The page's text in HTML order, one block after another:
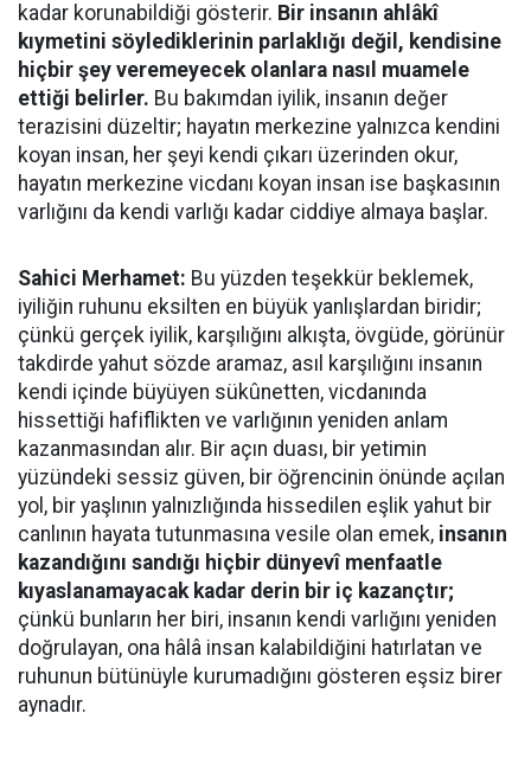
kadar korunabildiği gösterir. Bir insanın ahlâkî
kıymetini söylediklerinin parlaklığı değil, kendisine
hiçbir şey veremeyecek olanlara nasıl muamele
ettiği belirler. Bu bakımdan iyilik, insanın değer
terazisini düzeltir; hayatın merkezine yalnızca kendini
koyan insan, her şeyi kendi çıkarı üzerinden okur,
hayatın merkezine vicdanı koyan insan ise başkasının
varlığını da kendi varlığı kadar ciddiye almaya başlar.
Sahici Merhamet: Bu yüzden teşekkür beklemek,
iyiliğin ruhunu eksilten en büyük yanlışlardan biridir;
çünkü gerçek iyilik, karşılığını alkışta, övgüde, görünür
takdirde yahut sözde aramaz, asıl karşılığını insanın
kendi içinde büyüyen sükûnetten, vicdanında
hissettiği hafiflikten ve varlığının yeniden anlam
kazanmasından alır. Bir açın duası, bir yetimin
yüzündeki sessiz güven, bir öğrencinin önünde açılan
yol, bir yaşlının yalnızlığında hissedilen eşlik yahut bir
canlının hayata tutunmasına vesile olan emek, insanın
kazandığını sandığı hiçbir dünyevî menfaatle
kıyaslanamayacak kadar derin bir iç kazançtır;
çünkü bunların her biri, insanın kendi varlığını yeniden
doğrulayan, ona hâlâ insan kalabildiğini hatırlatan ve
ruhunun bütünüyle kurumadığını gösteren eşsiz birer
aynadır.